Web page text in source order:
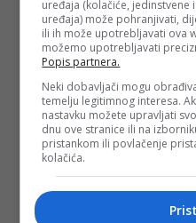
uređaja (kolačiće,
uređaja) može pohranjivati,
ili ih može upotrebljavati ova
možemo upotrebljavati
Popis partnera.
Neki dobavljači mogu
temelju legitimnog interesa.
nastavku možete upravljati
dnu ove stranice ili na
pristankom ili povlačenje
kolačića.